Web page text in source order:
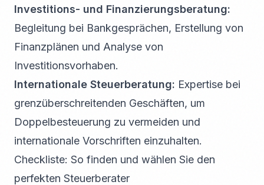
Investitions- und Finanzierungsberatung:
Begleitung bei Bankgesprächen, Erstellung von
Finanzplänen und Analyse von
Investitionsvorhaben.
Internationale Steuerberatung: Expertise bei
grenzüberschreitenden Geschäften, um
Doppelbesteuerung zu vermeiden und
internationale Vorschriften einzuhalten.
Checkliste: So finden und wählen Sie den
perfekten Steuerberater